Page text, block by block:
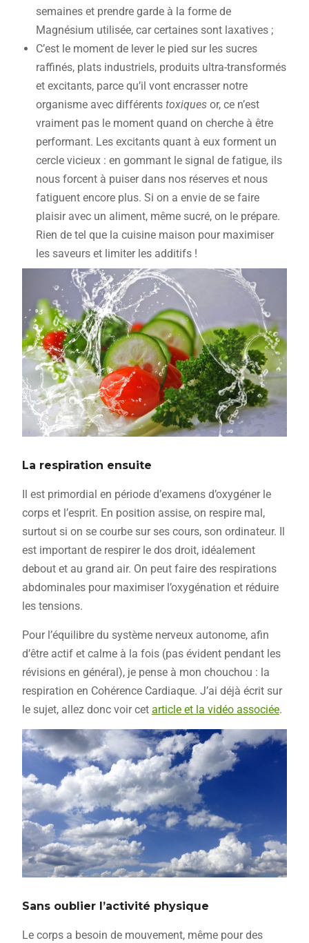
semaines et prendre garde à la forme de
Magnésium utilisée, car certaines sont laxatives ;
C’est le moment de lever le pied sur les sucres
raffinés, plats industriels, produits ultra-transformés
et excitants, parce qu’il vont encrasser notre
organisme avec différents toxiquesor, ce n’est
vraiment pas le moment quand on cherche à être
performant. Les excitants quant à eux forment un
cercle vicieux : en gommant le signal de fatigue, ils
nous forcent à puiser dans nos réserves et nous
fatiguent encore plus. Si on a envie de se faire
plaisir avec un aliment, même sucré, on le prépare.
Rien de tel que la cuisine maison pour maximiser
les saveurs et limiter les additifs !
La respiration ensuite
Il est primordial en période d’examens d’oxygéner le
corps et l’esprit. En position assise, on respire mal,
surtout si on se courbe sur ses cours, son ordinateur. Il
est important de respirer le dos droit, idéalement
debout et au grand air. On peut faire des respirations
abdominales pour maximiser l’oxygénation et réduire
les tensions.
Pour l’équilibre du système nerveux autonome, afin
d’être actif et calme à la fois (pas évident pendant les
révisions en général), je pense à mon chouchou : la
respiration en Cohérence Cardiaque. J’ai déjà écrit sur
le sujet, allez donc voir cet article et la vidéo associée.
Sans oublier l’activité physique
Le corps a besoin de mouvement, même pour des